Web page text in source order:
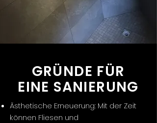
GRÜNDE FÜR
EINE SANIERUNG
Ästhetische Erneuerung: Mit der Zeit
können Fliesen und